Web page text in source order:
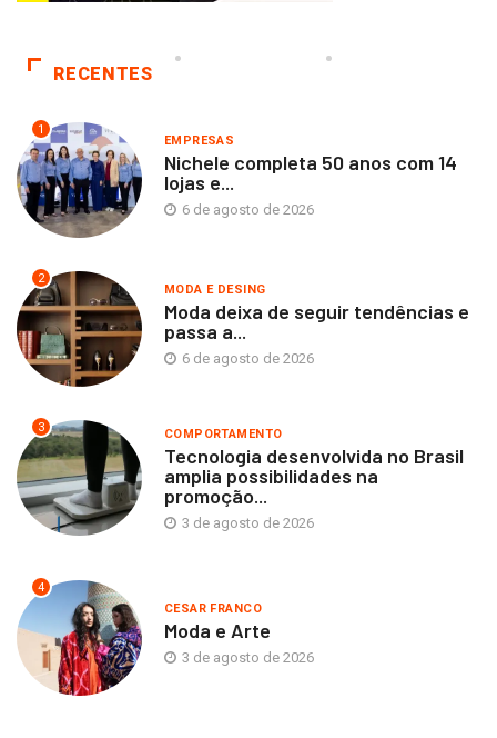
RECENTES
1
EMPRESAS
Nichele completa 50 anos com 14
lojas e...
6 de agosto de 2026
2
MODA E DESING
Moda deixa de seguir tendências e
passa a...
6 de agosto de 2026
3 COMPORTAMENTO
Tecnologia desenvolvida no Brasil
amplia possibilidades na
promoção...
3 de agosto de 2026
4
CESAR FRANCO
Moda e Arte
3 de agosto de 2026